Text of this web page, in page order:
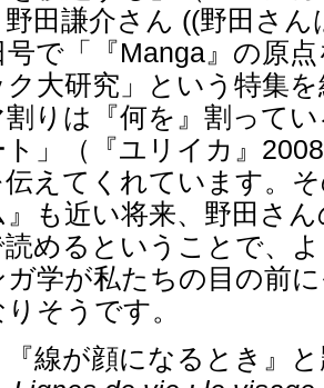
田謙介さん ((野田さん
号で「『Manga』の原
ク大研究」という特集
割りは『何を』割って
」（『ユリイカ』
えてくれています。
』も近い将来、野田さ
めるということで、
ガ学が私たちの目の前
そうです。
『線が顔になるとき』